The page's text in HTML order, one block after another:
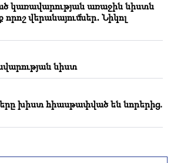
կառավարության առաջին նիստն
վերանայումներ․ Նիկոլ
նիստ
խիստ հիասթափված են նորերից.